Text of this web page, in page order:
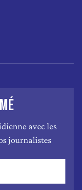
avec les
journalistes